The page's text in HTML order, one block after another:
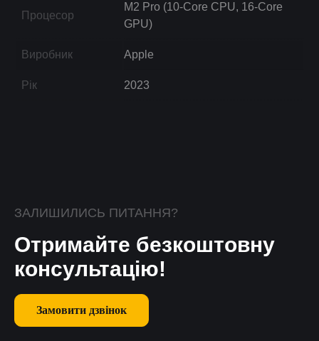
Процесор
M2 Pro (10-Core CPU, 16-Core
GPU)
Виробник Apple
Рік 2023
ЗАЛИШИЛИСЬ ПИТАННЯ?
Отримайте безкоштовну
консультацію!
Замовити дзвінок